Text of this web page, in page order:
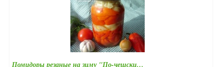
Помидоры резаные на зиму "По-чешски…